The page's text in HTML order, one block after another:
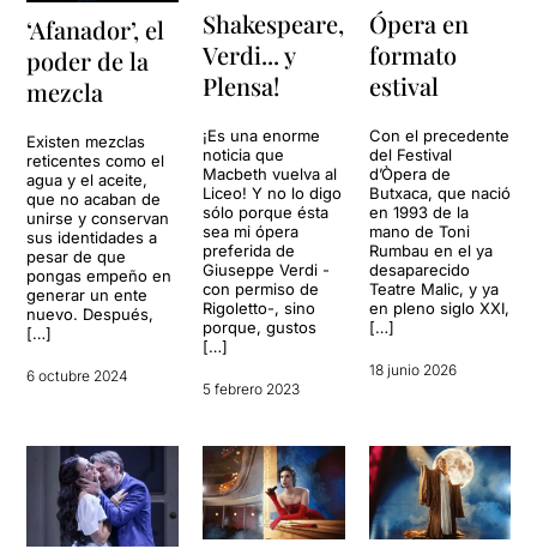
‘Afanador’, el
poder de la
mezcla
Existen mezclas
reticentes como el
agua y el aceite,
que no acaban de
unirse y conservan
sus identidades a
pesar de que
pongas empeño en
generar un ente
nuevo. Después,
[…]
6 octubre 2024
Shakespeare,
Verdi... y
Plensa!
¡Es una enorme
noticia que
Macbeth vuelva al
Liceo! Y no lo digo
sólo porque ésta
sea mi ópera
preferida de
Giuseppe Verdi -
con permiso de
Rigoletto-, sino
porque, gustos
[…]
5 febrero 2023
Ópera en
formato
estival
Con el precedente
del Festival
d’Òpera de
Butxaca, que nació
en 1993 de la
mano de Toni
Rumbau en el ya
desaparecido
Teatre Malic, y ya
en pleno siglo XXI,
[…]
18 junio 2026